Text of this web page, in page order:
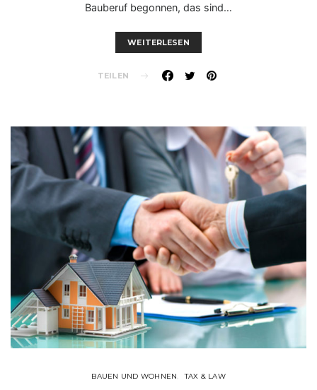
Bauberuf begonnen, das sind…
WEITERLESEN
TEILEN
BAUEN UND WOHNEN TAX & LAW